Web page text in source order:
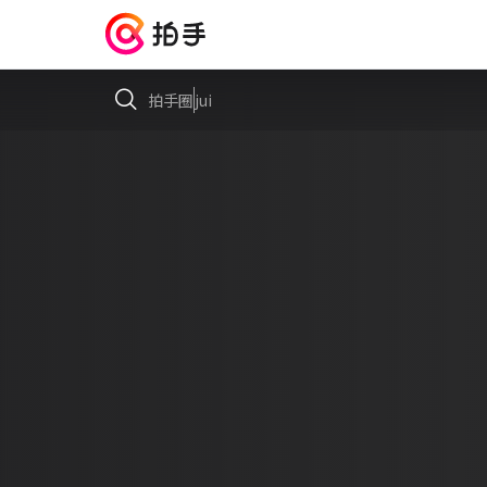
拍手圈jui